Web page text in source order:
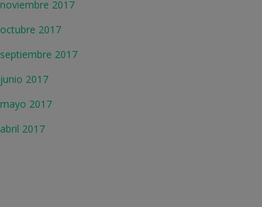
noviembre 2017
octubre 2017
septiembre 2017
junio 2017
mayo 2017
abril 2017